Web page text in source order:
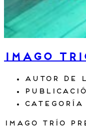
IMAGO
Autor de
Imago Trío